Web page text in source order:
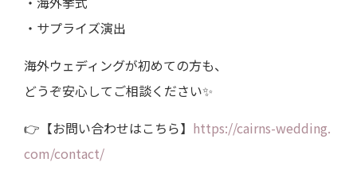
・サプライズ演出
海外ウェディングが初めての方も、
どうぞ安心してご相談ください✨
👉【お問い合わせはこちら】 https://cairns-wedding.
com/contact/